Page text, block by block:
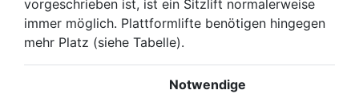
vorgeschrieben ist, ist ein Sitzlift normalerweise
immer möglich. Plattformlifte benötigen hingegen
mehr Platz (siehe Tabelle).
Notwendige